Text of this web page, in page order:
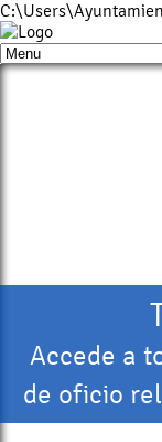
Accede a
de oficio